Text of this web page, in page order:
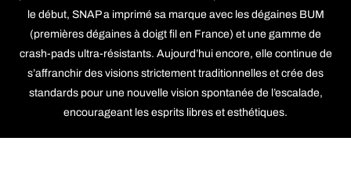
le début, SNAP a imprimé sa marque avec les dégaines BUM
(premières dégaines à doigt fil en France) et une gamme de
crash-pads ultra-résistants. Aujourd’hui encore, elle continue de
s’affranchir des visions strictement traditionnelles et crée des
standards pour une nouvelle vision spontanée de l’escalade,
encourageant les esprits libres et esthétiques.